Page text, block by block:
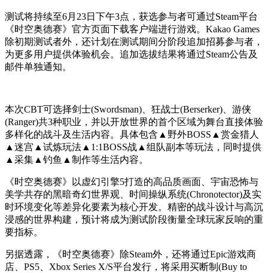
测试将持续至6月23日下午3点，获选参与者可通过Steam平台
《时空奥德赛》官方页面下载客户端进行游戏。Kakao Games
除初期测试者外，还计划在测试期间分阶段追加招募参与者，
为更多用户提供体验机会。追加选拔结果将通过Steam公告及
邮件单独通知。
本次CBT可选择剑士(Swordsman)、狂战士(Berserker)、游侠
(Ranger)共3种职业，并以开放世界的首个区域为舞台直接体验
多样化的战斗及生活内容。具体包含▲野外BOSS▲赏金猎人
▲迷宫▲试炼玩法▲1:1BOSS战▲组队副本等玩法，同时提供
▲采集▲钓鱼▲制作等生活内容。
《时空奥德赛》以虚幻引擎5打造的高品质画面、宇宙恐怖与
美学共存的黑暗奇幻世界观、时间操纵系统(Chronotector)及实
时环境变化等差异化要素为核心开发。精密的战斗设计与高沉
浸感的世界构建，预计将成为测试阶段衡量全球玩家反响的重
要指标。
另据透露，《时空奥德赛》除Steam外，还将通过Epic游戏商
店、PS5、Xbox Series X/S平台发行，将采用买断制(Buy to